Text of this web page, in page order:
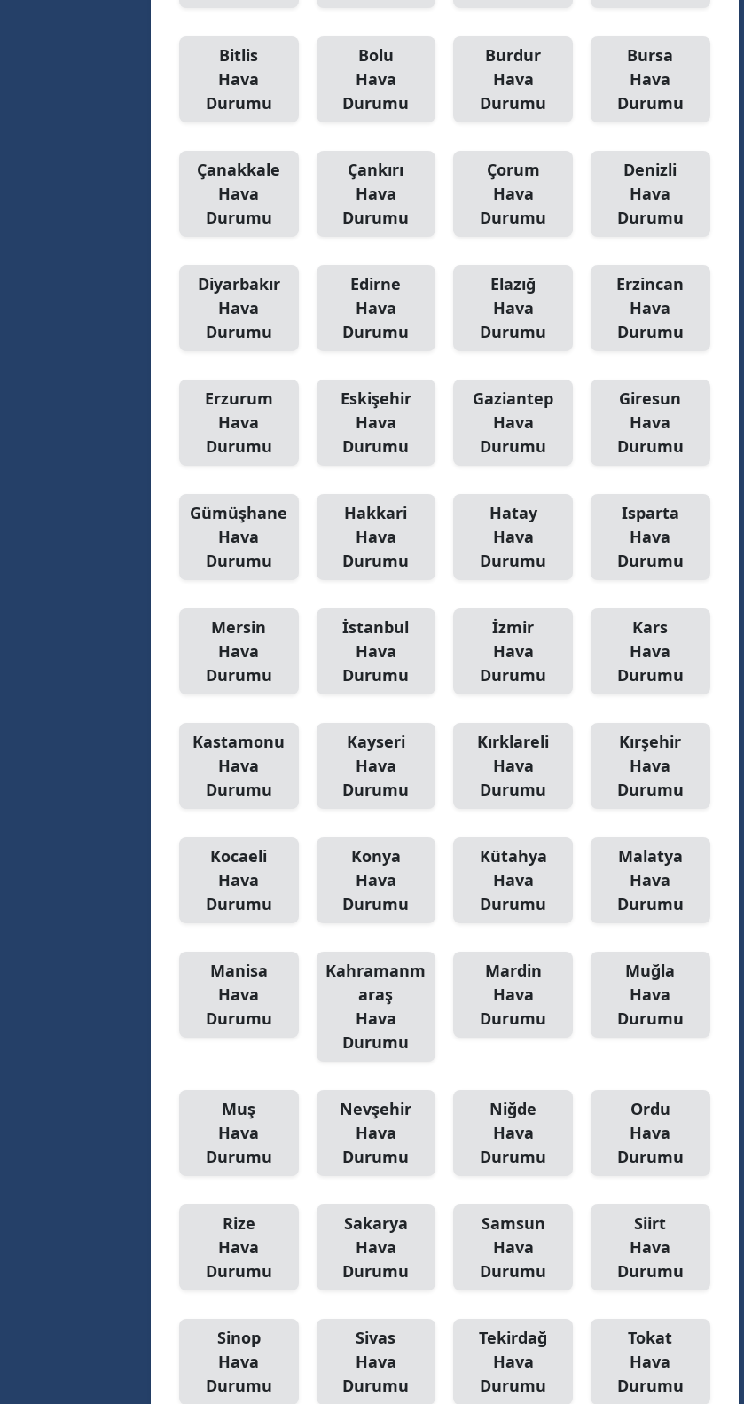
Bitlis
Hava
Durumu
Bolu
Hava
Durumu
Burdur
Hava
Durumu
Bursa
Hava
Durumu
Çanakkale
Hava
Durumu
Çankırı
Hava
Durumu
Çorum
Hava
Durumu
Denizli
Hava
Durumu
Diyarbakır
Hava
Durumu
Edirne
Hava
Durumu
Elazığ
Hava
Durumu
Erzincan
Hava
Durumu
Erzurum
Hava
Durumu
Eskişehir
Hava
Durumu
Gaziantep
Hava
Durumu
Giresun
Hava
Durumu
Gümüşhane
Hava
Durumu
Hakkari
Hava
Durumu
Hatay
Hava
Durumu
Isparta
Hava
Durumu
Mersin
Hava
Durumu
İstanbul
Hava
Durumu
İzmir
Hava
Durumu
Kars
Hava
Durumu
Kastamonu
Hava
Durumu
Kayseri
Hava
Durumu
Kırklareli
Hava
Durumu
Kırşehir
Hava
Durumu
Kocaeli
Hava
Durumu
Konya
Hava
Durumu
Kütahya
Hava
Durumu
Malatya
Hava
Durumu
Manisa
Hava
Durumu
Kahramanm
araş
Hava
Durumu
Mardin
Hava
Durumu
Muğla
Hava
Durumu
Muş
Hava
Durumu
Nevşehir
Hava
Durumu
Niğde
Hava
Durumu
Ordu
Hava
Durumu
Rize
Hava
Durumu
Sakarya
Hava
Durumu
Samsun
Hava
Durumu
Siirt
Hava
Durumu
Sinop
Hava
Durumu
Sivas
Hava
Durumu
Tekirdağ
Hava
Durumu
Tokat
Hava
Durumu